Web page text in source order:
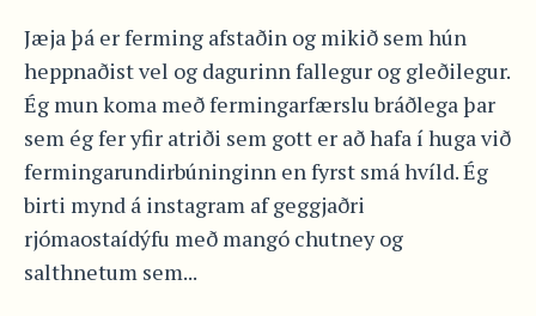
Jæja þá er ferming afstaðin og mikið sem hún
heppnaðist vel og dagurinn fallegur og gleðilegur.
Ég mun koma með fermingarfærslu bráðlega þar
sem ég fer yfir atriði sem gott er að hafa í huga við
fermingarundirbúninginn en fyrst smá hvíld. Ég
birti mynd á instagram af geggjaðri
rjómaostaídýfu með mangó chutney og
salthnetum sem...